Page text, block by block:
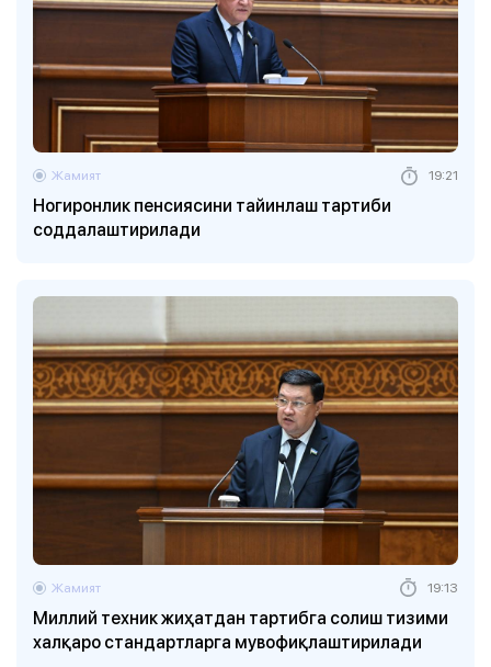
Ногиронлик пенсиясини тайинлаш тартиби
соддалаштирилади
Жамият 19:21
Миллий техник жиҳатдан тартибга солиш тизими
халқаро стандартларга мувофиқлаштирилади
Жамият 19:13